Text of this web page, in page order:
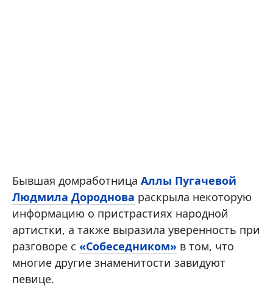
Бывшая домработница Аллы Пугачевой
Людмила Дороднова раскрыла некоторую
информацию о пристрастиях народной
артистки, а также выразила уверенность при
разговоре с «Собеседником» в том, что
многие другие знаменитости завидуют
певице.